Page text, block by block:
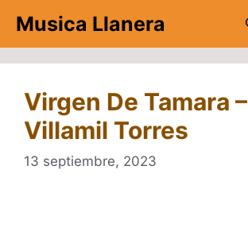
contenido
Musica Llanera
Virgen De Tamara –
Villamil Torres
13 septiembre, 2023